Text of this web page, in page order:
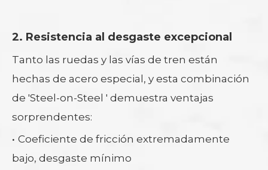
2. Resistencia al desgaste excepcional
Tanto las ruedas y las vías de tren están
hechas de acero especial, y esta combinación
de 'Steel-on-Steel ' demuestra ventajas
sorprendentes:
· Coeficiente de fricción extremadamente
bajo, desgaste mínimo